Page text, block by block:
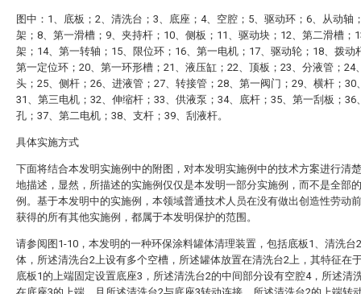
图中：1、底板；2、清洗台；3、底座；4、空腔；5、驱动环；6、从动轴
架；8、第一滑槽；9、夹持杆；10、侧板；11、驱动块；12、第二滑槽；
架；14、第一转轴；15、限位环；16、第一电机；17、驱动轮；18、拨动
第一定位环；20、第一环形槽；21、液压缸；22、顶板；23、分液管；24
头；25、侧杆；26、进液管；27、转接管；28、第一阀门；29、横杆；30
31、第三电机；32、伸缩杆；33、供液泵；34、底杆；35、第一刮板；36
孔；37、第二电机；38、支杆；39、刮液杆。
具体实施方式
下面将结合本发明实施例中的附图，对本发明实施例中的技术方案进行清
地描述，显然，所描述的实施例仅仅是本发明一部分实施例，而不是全部
例。基于本发明中的实施例，本领域普通技术人员在没有做出创造性劳动
获得的所有其他实施例，都属于本发明保护的范围。
请参阅图1-10，本发明的一种环保涂料罐体清理装置，包括底板1、清洗台
体，所述清洗台2上设有多个空槽，所述罐体放置在清洗台2上，其特征在
底板1的上端固定设置底座3，所述清洗台2的中间部分设有空腔4，所述清